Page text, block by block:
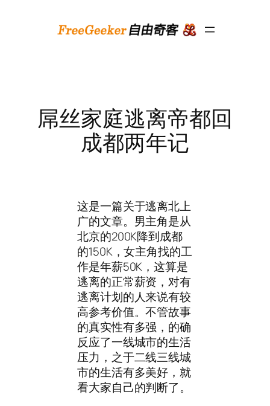
屌丝家庭逃离帝都回
成都两年记
这是一篇关于逃离北上
广的文章。男主角是从
北京的200K降到成都
的150K，女主角找的工
作是年薪50K，这算是
逃离的正常薪资，对有
逃离计划的人来说有较
高参考价值。不管故事
的真实性有多强，的确
反应了一线城市的生活
压力，之于二线三线城
市的生活有多美好，就
看大家自己的判断了。